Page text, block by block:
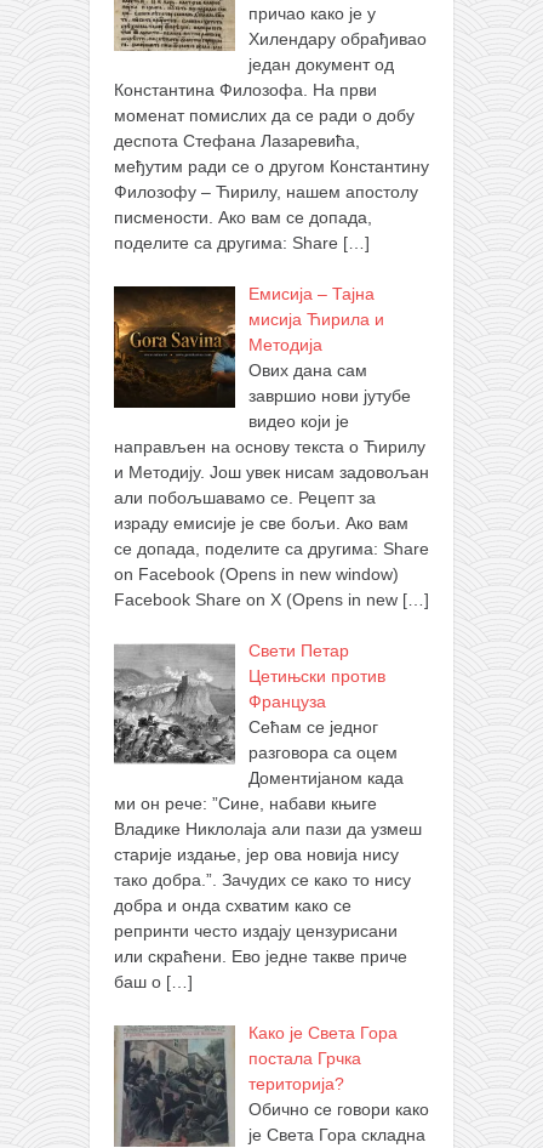
причао како је у
Хилендару обрађивао
један документ од
Константина Филозофа. На први
моменат помислих да се ради о добу
деспота Стефана Лазаревића,
међутим ради се о другом Константину
Филозофу – Ћирилу, нашем апостолу
писмености. Ако вам се допада,
поделите са другима: Share […]
Емисија – Тајна
мисија Ћирила и
Методија
Ових дана сам
завршио нови јутубе
видео који је
направљен на основу текста о Ћирилу
и Методију. Још увек нисам задовољан
али побољшавамо се. Рецепт за
израду емисије је све бољи. Ако вам
се допада, поделите са другима: Share
on Facebook (Opens in new window)
Facebook Share on X (Opens in new […]
Свети Петар
Цетињски против
Француза
Сећам се једног
разговора са оцем
Доментијаном када
ми он рече: ”Сине, набави књиге
Владике Никлолаја али пази да узмеш
старије издање, јер ова новија нису
тако добра.”. Зачудих се како то нису
добра и онда схватим како се
репринти често издају цензурисани
или скраћени. Ево једне такве приче
баш о […]
Како је Света Гора
постала Грчка
територија?
Обично се говори како
је Света Гора складна